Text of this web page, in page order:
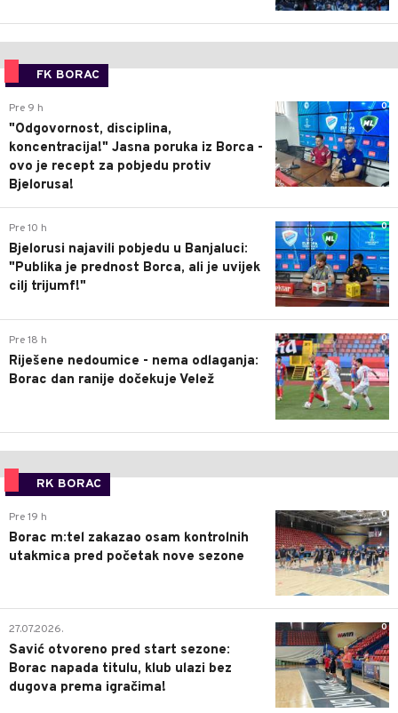
FK BORAC
0
Pre 9 h
"Odgovornost, disciplina,
koncentracija!" Jasna poruka iz Borca -
ovo je recept za pobjedu protiv
Bjelorusa!
0
Pre 10 h
Bjelorusi najavili pobjedu u Banjaluci:
"Publika je prednost Borca, ali je uvijek
cilj trijumf!"
0
Pre 18 h
Riješene nedoumice - nema odlaganja:
Borac dan ranije dočekuje Velež
RK BORAC
0
Pre 19 h
Borac m:tel zakazao osam kontrolnih
utakmica pred početak nove sezone
0
27.07.2026.
Savić otvoreno pred start sezone:
Borac napada titulu, klub ulazi bez
dugova prema igračima!